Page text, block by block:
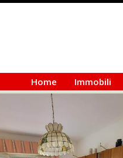
Home Immobili